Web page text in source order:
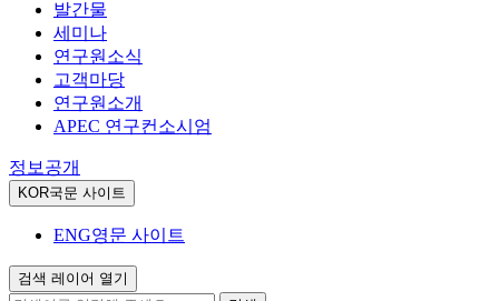
발간물
세미나
연구원소식
고객마당
연구원소개
APEC 연구컨소시엄
정보공개
KOR국문 사이트
ENG영문 사이트
검색 레이어 열기